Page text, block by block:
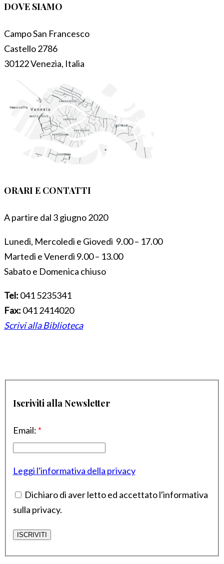
DOVE SIAMO
Campo San Francesco
Castello 2786
30122 Venezia, Italia
ORARI E CONTATTI
A partire dal 3 giugno 2020
Lunedì, Mercoledì e Giovedì 9.00 – 17.00
Martedì e Venerdì 9.00 – 13.00
Sabato e Domenica chiuso
Tel: 041 5235341
Fax: 041 2414020
Scrivi alla Biblioteca
Iscriviti alla Newsletter
Email: *
Leggi l'informativa della privacy
Dichiaro di aver letto ed accettato l'informativa
sulla privacy.